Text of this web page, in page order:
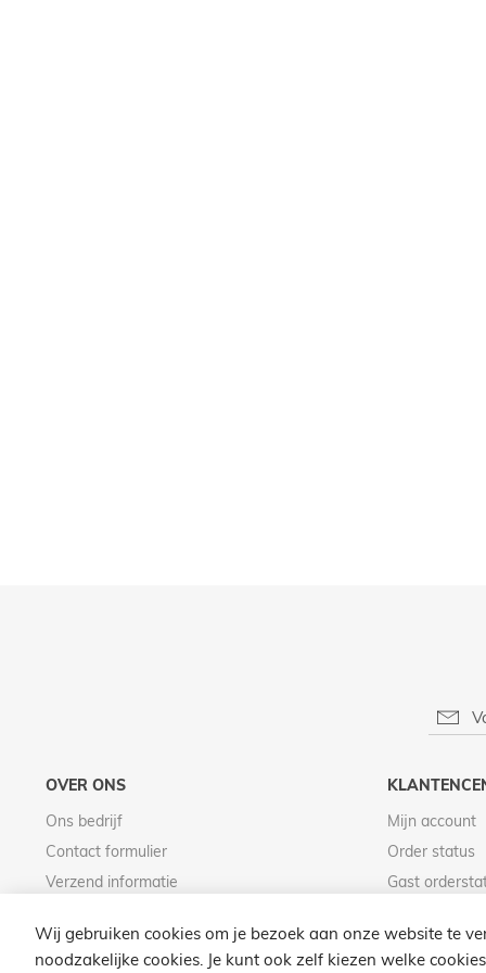
OVER ONS
Ons bedrijf
Contact formulier
Verzend informatie
Mijn account
Order status
Gast
Wij gebruiken cookies om je bezoek aan onze website te
noodzakelijke cookies. Je kunt ook zelf kiezen welke